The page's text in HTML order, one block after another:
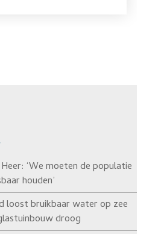
‘We moeten de populatie
houden’
loost bruikbaar water op zee
droog